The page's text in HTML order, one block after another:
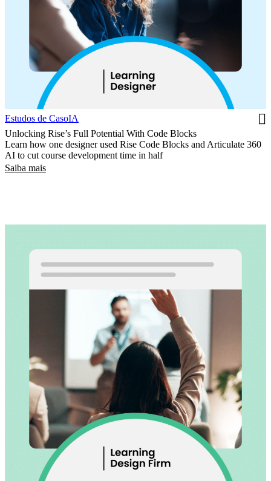
Estudos de CasoIA
Unlocking Rise’s Full Potential With Code Blocks
Learn how one designer used Rise Code Blocks and Articulate 360
AI to cut course development time in half
Saiba mais